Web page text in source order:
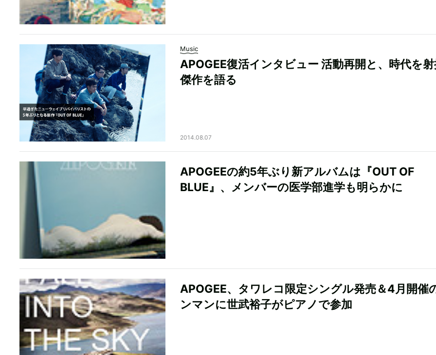
Music
APOGEE復活インタビュー 活動再開と、時代を
傑作を語る
2014.08.07
APOGEEの約5年ぶり新アルバムは『OUT OF
BLUE』、メンバーの医学部進学も明らかに
APOGEE、タワレコ限定シングル発売＆4月開催
ンマンに世武裕子がピアノで参加